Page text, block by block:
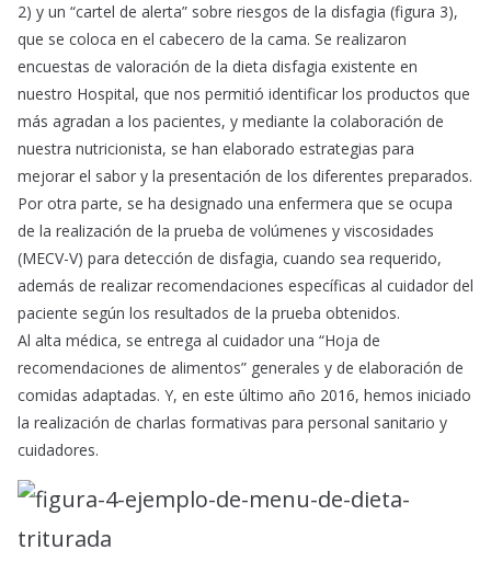
2) y un “cartel de alerta” sobre riesgos de la disfagia (figura 3),
que se coloca en el cabecero de la cama. Se realizaron
encuestas de valoración de la dieta disfagia existente en
nuestro Hospital, que nos permitió identificar los productos que
más agradan a los pacientes, y mediante la colaboración de
nuestra nutricionista, se han elaborado estrategias para
mejorar el sabor y la presentación de los diferentes preparados.
Por otra parte, se ha designado una enfermera que se ocupa
de la realización de la prueba de volúmenes y viscosidades
(MECV-V) para detección de disfagia, cuando sea requerido,
además de realizar recomendaciones específicas al cuidador del
paciente según los resultados de la prueba obtenidos.
Al alta médica, se entrega al cuidador una “Hoja de
recomendaciones de alimentos” generales y de elaboración de
comidas adaptadas. Y, en este último año 2016, hemos iniciado
la realización de charlas formativas para personal sanitario y
cuidadores.